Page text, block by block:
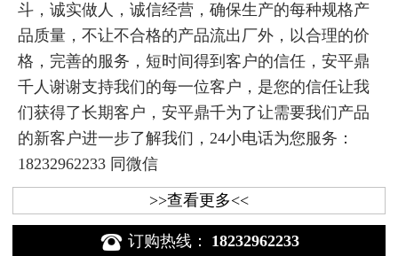
斗，诚实做人，诚信经营，确保生产的每种规格产
品质量，不让不合格的产品流出厂外，以合理的价
格，完善的服务，短时间得到客户的信任，安平鼎
千人谢谢支持我们的每一位客户，是您的信任让我
们获得了长期客户，安平鼎千为了让需要我们产品
的新客户进一步了解我们，24小电话为您服务：
18232962233 同微信
>>查看更多<<
 订购热线： 18232962233